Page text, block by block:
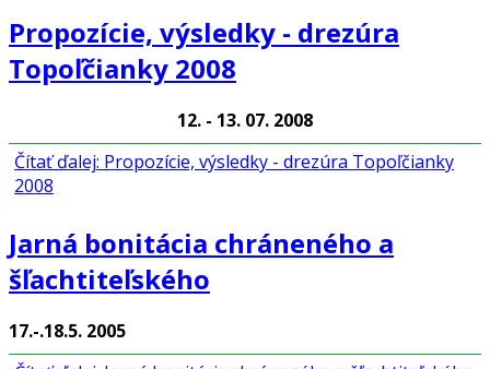
Propozície, výsledky - drezúra
Topoľčianky 2008
12. - 13. 07. 2008
Čítať ďalej: Propozície, výsledky - drezúra Topoľčianky
2008
Jarná bonitácia chráneného a
šľachtiteľského
17.-.18.5. 2005